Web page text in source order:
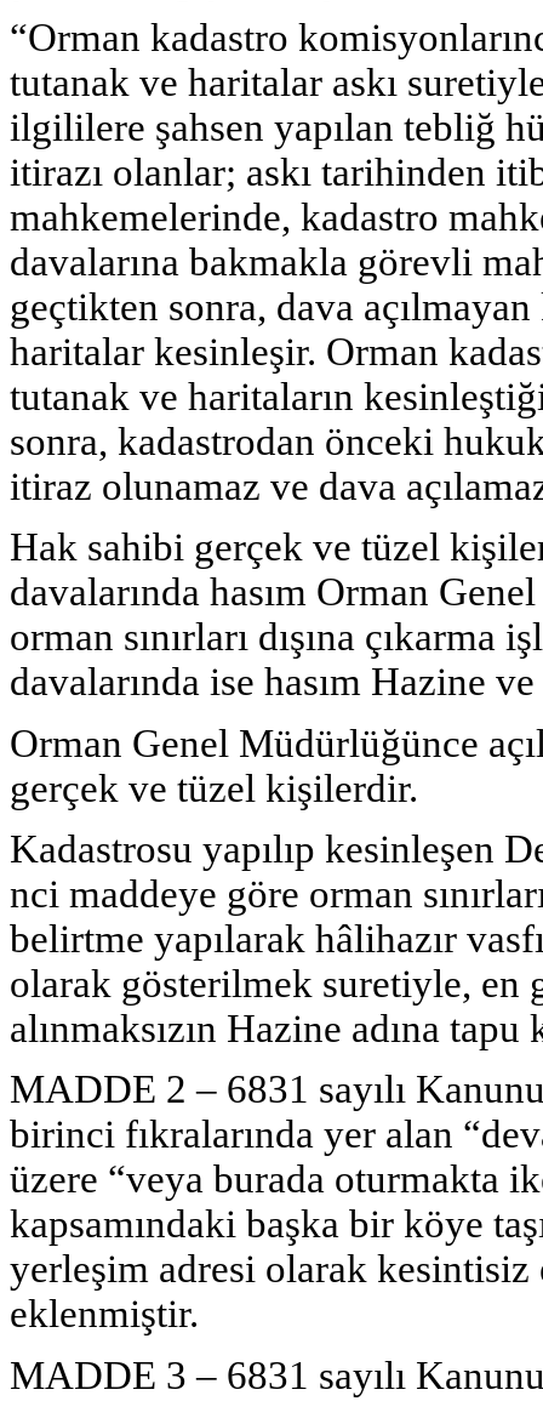
“Orman kadastro
tutanak ve haritalar askı
ilgililere şahsen yapılan tebliğ
itirazı olanlar; askı tarihinden
mahkemelerinde, kadastro
davalarına bakmakla görevli
geçtikten sonra, dava
haritalar kesinleşir. Orman
tutanak ve haritaların
sonra, kadastrodan önceki
itiraz olunamaz ve dava
Hak sahibi gerçek ve tüzel
davalarında hasım Orman
orman sınırları dışına çıkarma
davalarında ise hasım Hazine
Orman Genel Müdürlüğünce
gerçek ve tüzel kişilerdir.
Kadastrosu yapılıp kesinleşen
nci maddeye göre orman
belirtme yapılarak hâlihazır
olarak gösterilmek suretiyle, en
alınmaksızın Hazine adına
MADDE 2 – 6831 sayılı
birinci fıkralarında yer alan
üzere “veya burada oturmakta
kapsamındaki başka bir köye
yerleşim adresi olarak kesintisiz
eklenmiştir.
MADDE 3 – 6831 sayılı